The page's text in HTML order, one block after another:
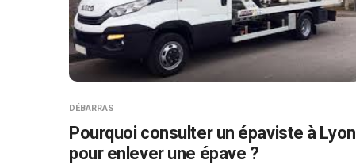
DÉBARRAS
Pourquoi consulter un épaviste à Lyon
pour enlever une épave ?